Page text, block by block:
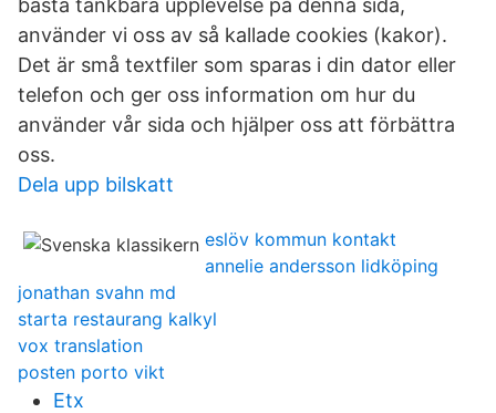
bästa tänkbara upplevelse på denna sida,
använder vi oss av så kallade cookies (kakor).
Det är små textfiler som sparas i din dator eller
telefon och ger oss information om hur du
använder vår sida och hjälper oss att förbättra
oss.
Dela upp bilskatt
eslöv kommun kontakt
annelie andersson lidköping
jonathan svahn md
starta restaurang kalkyl
vox translation
posten porto vikt
Etx